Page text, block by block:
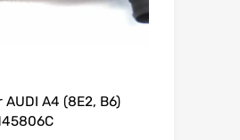
A4 (8E2, B6)